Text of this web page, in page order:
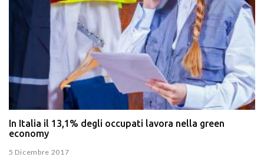
In Italia il 13,1% degli occupati lavora nella green
economy
5 Dicembre 2017